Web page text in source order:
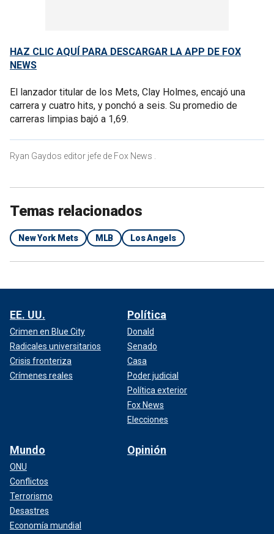
HAZ CLIC AQUÍ PARA DESCARGAR LA APP DE FOX
NEWS
El lanzador titular de los Mets, Clay Holmes, encajó una
carrera y cuatro hits, y ponchó a seis. Su promedio de
carreras limpias bajó a 1,69.
Ryan Gaydos editor jefe de Fox News .
Temas relacionados
New York Mets MLB Los Angels
EE. UU.
Crimen en Blue City
Radicales universitarios
Crisis fronteriza
Crímenes reales
Política
Donald
Senado
Casa
Poder judicial
Política exterior
Fox News
Elecciones
Mundo
ONU
Conflictos
Terrorismo
Desastres
Economía mundial
Opinión